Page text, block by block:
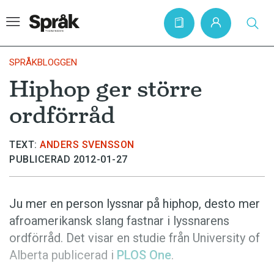
Hem
Artiklar
Krönikor
Språkfrågor
Bokrecensioner
Kviss
Podden
SPRÅKBLOGGEN
Hiphop ger större
ordförråd
TEXT: ANDERS SVENSSON
PUBLICERAD 2012-01-27
Ju mer en person lyssnar på hiphop, desto mer
afroamerikansk slang fastnar i lyssnarens
ordförråd. Det visar en studie från University of
Alberta publicerad i PLOS One.